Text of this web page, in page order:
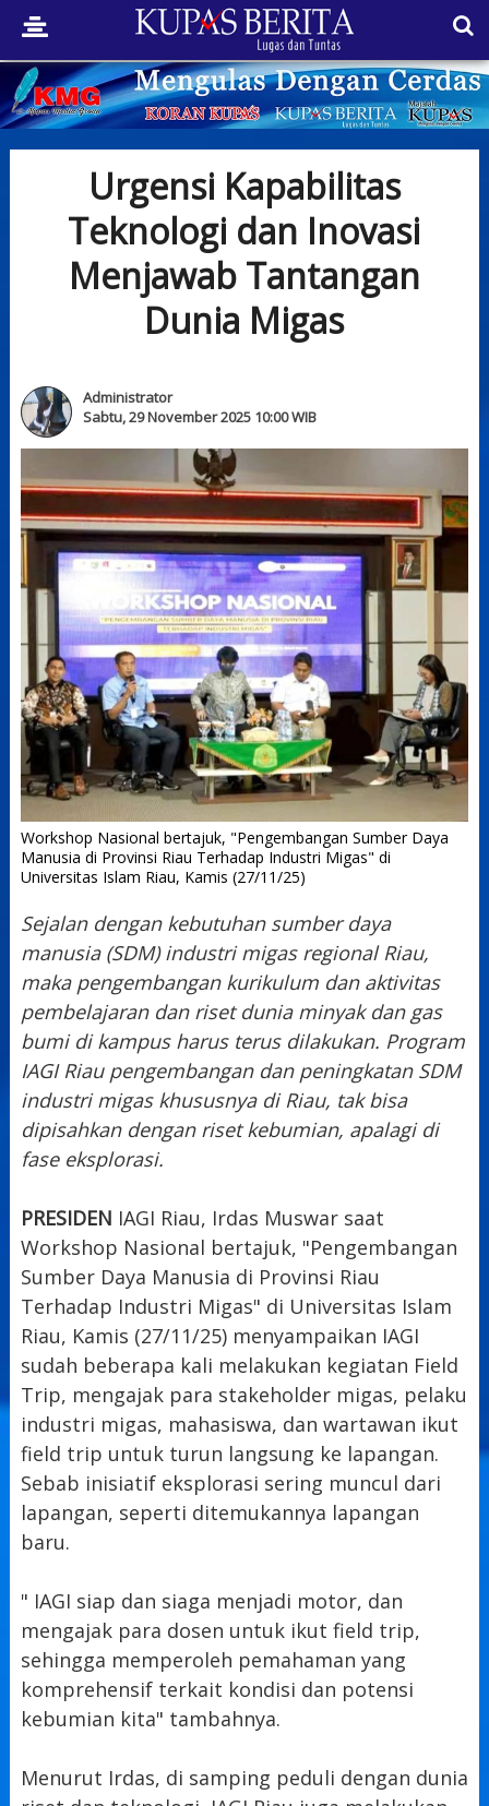
Urgensi Kapabilitas
Teknologi dan Inovasi
Menjawab Tantangan
Dunia Migas
Administrator
Sabtu, 29 November 2025 10:00 WIB
Workshop Nasional bertajuk, "Pengembangan Sumber Daya
Manusia di Provinsi Riau Terhadap Industri Migas" di
Universitas Islam Riau, Kamis (27/11/25)
Sejalan dengan kebutuhan sumber daya
manusia (SDM) industri migas regional Riau,
maka pengembangan kurikulum dan aktivitas
pembelajaran dan riset dunia minyak dan gas
bumi di kampus harus terus dilakukan. Program
IAGI Riau pengembangan dan peningkatan SDM
industri migas khususnya di Riau, tak bisa
dipisahkan dengan riset kebumian, apalagi di
fase eksplorasi.
PRESIDEN IAGI Riau, Irdas Muswar saat
Workshop Nasional bertajuk, "Pengembangan
Sumber Daya Manusia di Provinsi Riau
Terhadap Industri Migas" di Universitas Islam
Riau, Kamis (27/11/25) menyampaikan IAGI
sudah beberapa kali melakukan kegiatan Field
Trip, mengajak para stakeholder migas, pelaku
industri migas, mahasiswa, dan wartawan ikut
field trip untuk turun langsung ke lapangan.
Sebab inisiatif eksplorasi sering muncul dari
lapangan, seperti ditemukannya lapangan
baru.
" IAGI siap dan siaga menjadi motor, dan
mengajak para dosen untuk ikut field trip,
sehingga memperoleh pemahaman yang
komprehensif terkait kondisi dan potensi
kebumian kita" tambahnya.
Menurut Irdas, di samping peduli dengan dunia